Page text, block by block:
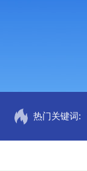
热门关键词: